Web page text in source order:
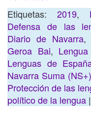
Etiquetas: 2019,
Defensa de las
Diario de Navarra,
Geroa Bai,
Lenguas de
Navarra Suma (NS+)
Protección de las
político de la lengua